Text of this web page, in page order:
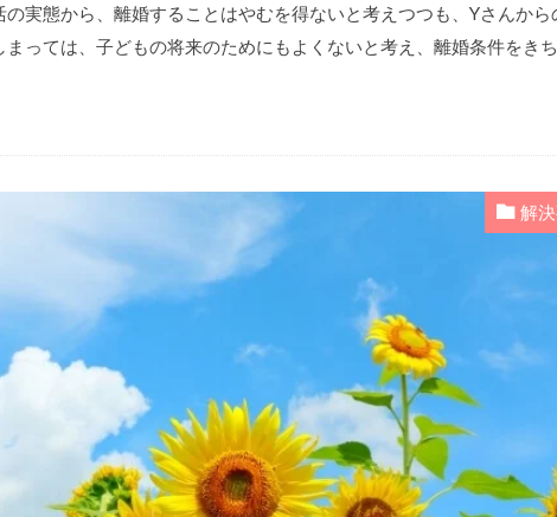
の実態から、離婚することはやむを得ないと考えつつも、Yさんから
っては、子どもの将来のためにもよくないと考え、離婚条件をき
解